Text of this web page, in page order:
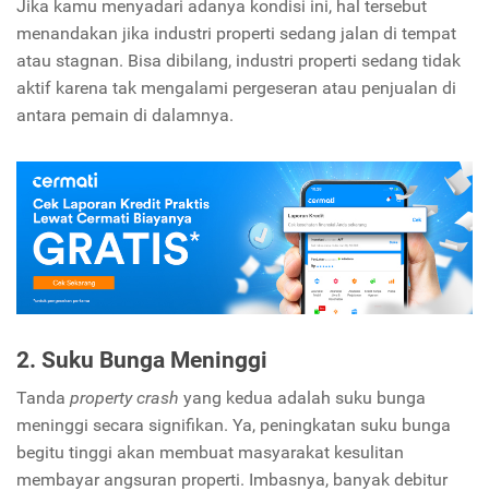
Jika kamu menyadari adanya kondisi ini, hal tersebut
menandakan jika industri properti sedang jalan di tempat
atau stagnan. Bisa dibilang, industri properti sedang tidak
aktif karena tak mengalami pergeseran atau penjualan di
antara pemain di dalamnya.
2. Suku Bunga Meninggi
Tanda property crash yang kedua adalah suku bunga
meninggi secara signifikan. Ya, peningkatan suku bunga
begitu tinggi akan membuat masyarakat kesulitan
membayar angsuran properti. Imbasnya, banyak debitur